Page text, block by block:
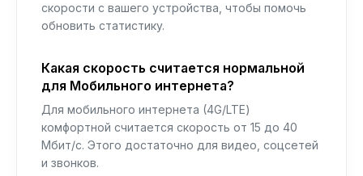
скорости с вашего устройства, чтобы помочь
обновить статистику.
Какая скорость считается нормальной
для Мобильного интернета?
Для мобильного интернета (4G/LTE)
комфортной считается скорость от 15 до 40
Мбит/с. Этого достаточно для видео, соцсетей
и звонков.